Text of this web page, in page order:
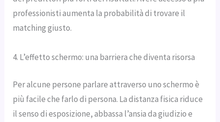
professionisti aumenta la probabilità di trovare il
matching giusto.
4. L’effetto schermo: una barriera che diventa risorsa
Per alcune persone parlare attraverso uno schermo è
più facile che farlo di persona. La distanza fisica riduce
il senso di esposizione, abbassa l’ansia da giudizio e